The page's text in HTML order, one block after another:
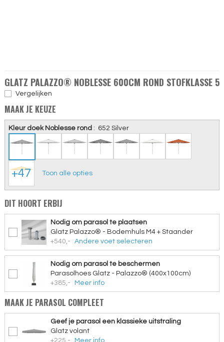
GLATZ PALAZZO® NOBLESSE 600CM ROND STOFKLASSE 5
Vergelijken
MAAK JE KEUZE
Kleur doek Noblesse rond : 652 Silver
+47 Toon alle opties
DIT HOORT ERBIJ
Nodig om parasol te plaatsen
Glatz Palazzo® - Bodemhuls M4 + Staander
+540,-
Andere voet selecteren
Nodig om parasol te beschermen
Parasolhoes Glatz - Palazzo® (400x100cm)
+385,-
Meer info
MAAK JE PARASOL COMPLEET
Geef je parasol een klassieke uitstraling
Glatz volant
+225,-
Meer info